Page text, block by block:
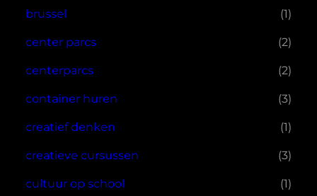
brussel (1)
center parcs (2)
centerparcs (2)
container huren (3)
creatief denken (1)
creatieve cursussen (3)
cultuur op school (1)